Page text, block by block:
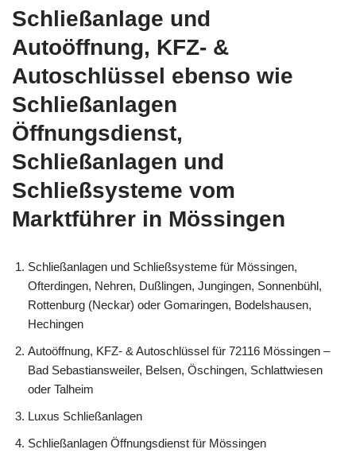
Schließanlage und
Autoöffnung, KFZ- &
Autoschlüssel ebenso wie
Schließanlagen
Öffnungsdienst,
Schließanlagen und
Schließsysteme vom
Marktführer in Mössingen
Schließanlagen und Schließsysteme für Mössingen,
Ofterdingen, Nehren, Dußlingen, Jungingen, Sonnenbühl,
Rottenburg (Neckar) oder Gomaringen, Bodelshausen,
Hechingen
Autoöffnung, KFZ- & Autoschlüssel für 72116 Mössingen –
Bad Sebastiansweiler, Belsen, Öschingen, Schlattwiesen
oder Talheim
Luxus Schließanlagen
Schließanlagen Öffnungsdienst für Mössingen